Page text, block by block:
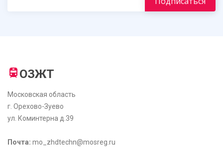
ОЗЖТ
Московская область
г. Орехово-Зуево
ул. Коминтерна д.39
Почта: mo_zhdtechn@mosreg.ru